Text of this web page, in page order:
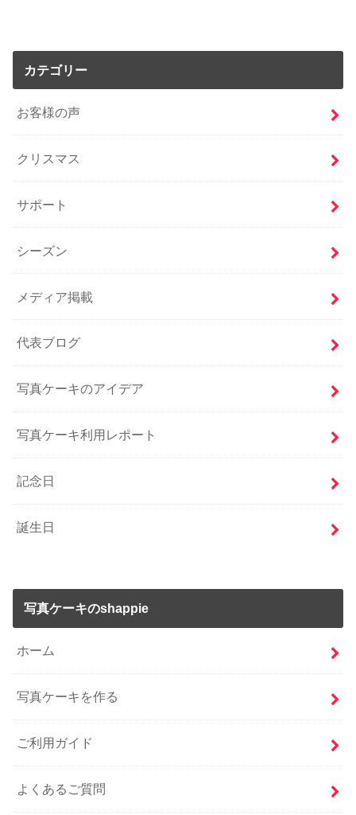
カテゴリー
お客様の声
クリスマス
サポート
シーズン
メディア掲載
代表ブログ
写真ケーキのアイデア
写真ケーキ利用レポート
記念日
誕生日
写真ケーキのshappie
ホーム
写真ケーキを作る
ご利用ガイド
よくあるご質問